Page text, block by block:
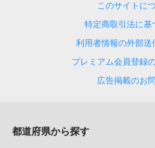
このサイトに
特定商取引法に基
利用者情報の外部送
プレミアム会員登録
広告掲載のお
都道府県から探す